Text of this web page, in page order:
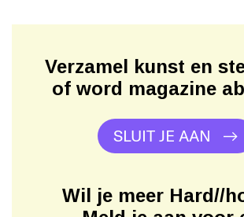
Verzamel kunst en
of word magazine
SLUIT JE AAN
Wil je meer Hard//